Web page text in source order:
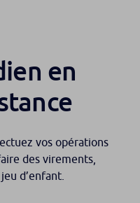
en
vos opérations
des virements,
d’enfant.